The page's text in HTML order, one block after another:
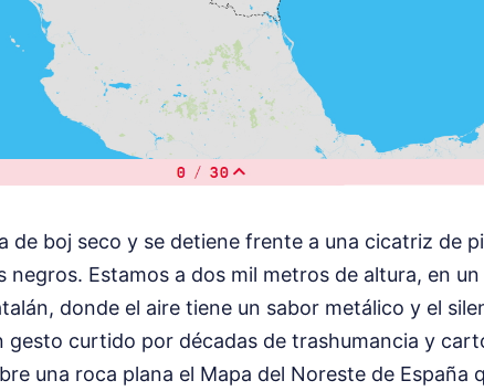
de boj seco y se detiene frente a una cicatriz de
negros. Estamos a dos mil metros de altura, en un
donde el aire tiene un sabor metálico y el
gesto curtido por décadas de trashumancia y
una roca plana el Mapa del Noreste de España